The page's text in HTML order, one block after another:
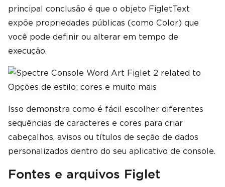
principal conclusão é que o objeto FigletText
expõe propriedades públicas (como Color) que
você pode definir ou alterar em tempo de
execução.
Isso demonstra como é fácil escolher diferentes
sequências de caracteres e cores para criar
cabeçalhos, avisos ou títulos de seção de dados
personalizados dentro do seu aplicativo de console.
Fontes e arquivos Figlet